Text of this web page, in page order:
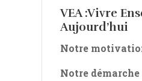
VEA :Vivre
Aujourd’hui
Notre
Notre démarche